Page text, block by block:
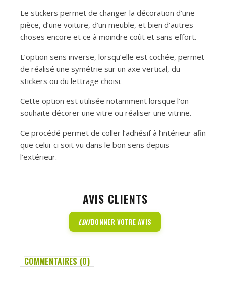
Le stickers permet de changer la décoration d’une
pièce, d’une voiture, d’un meuble, et bien d’autres
choses encore et ce à moindre coût et sans effort.
L’option sens inverse, lorsqu’elle est cochée, permet
de réalisé une symétrie sur un axe vertical, du
stickers ou du lettrage choisi.
Cette option est utilisée notamment lorsque l’on
souhaite décorer une vitre ou réaliser une vitrine.
Ce procédé permet de coller l’adhésif à l’intérieur afin
que celui-ci soit vu dans le bon sens depuis
l’extérieur.
AVIS CLIENTS
EDITDONNER VOTRE AVIS
COMMENTAIRES (0)